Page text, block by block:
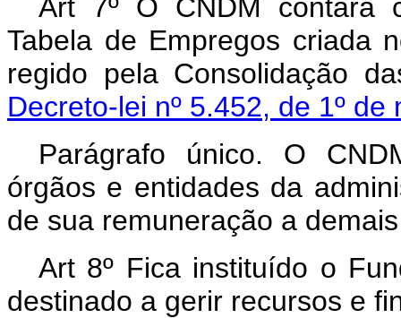
Art 7º O CNDM contará
Tabela de Empregos criada
regido pela Consolidação
Decreto-lei nº 5.452, de 1º de
Parágrafo único. O
órgãos e entidades da
de sua remuneração a
Art 8º Fica instituído o
destinado a gerir recursos e